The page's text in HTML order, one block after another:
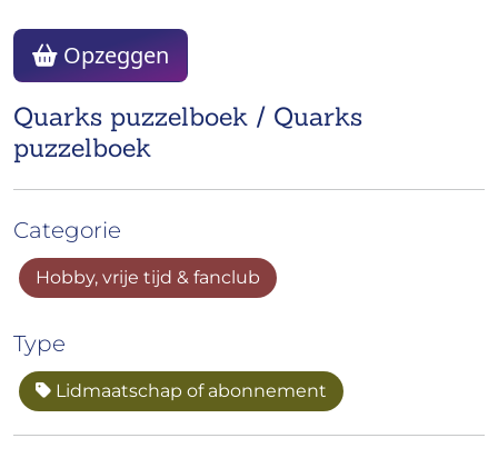
Quarks puzzelboek / Quarks
puzzelboek
Opzeggen
Categorie
Hobby, vrije tijd & fanclub
Type
Lidmaatschap of abonnement